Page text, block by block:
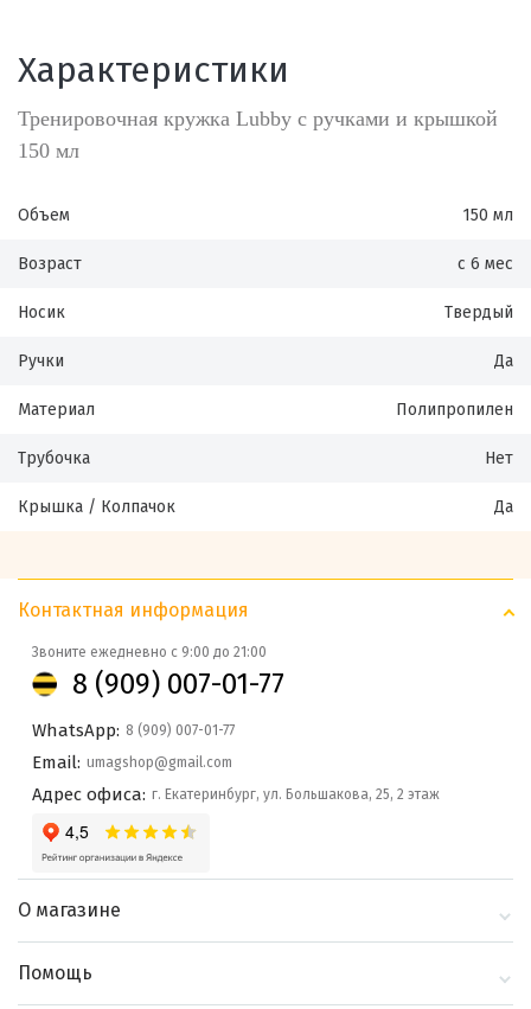
Характеристики
Тренировочная кружка Lubby с ручками и крышкой
150 мл
Объем 150 мл
Возраст с 6 мес
Носик Твердый
Ручки Да
Материал Полипропилен
Трубочка Нет
Крышка / Колпачок Да
Контактная информация
Звоните ежедневно с 9:00 до 21:00
8 (909) 007-01-77
WhatsApp: 8 (909) 007-01-77
Email: umagshop@gmail.com
Адрес офиса: г. Екатеринбург, ул. Большакова, 25, 2 этаж
О магазине
Помощь